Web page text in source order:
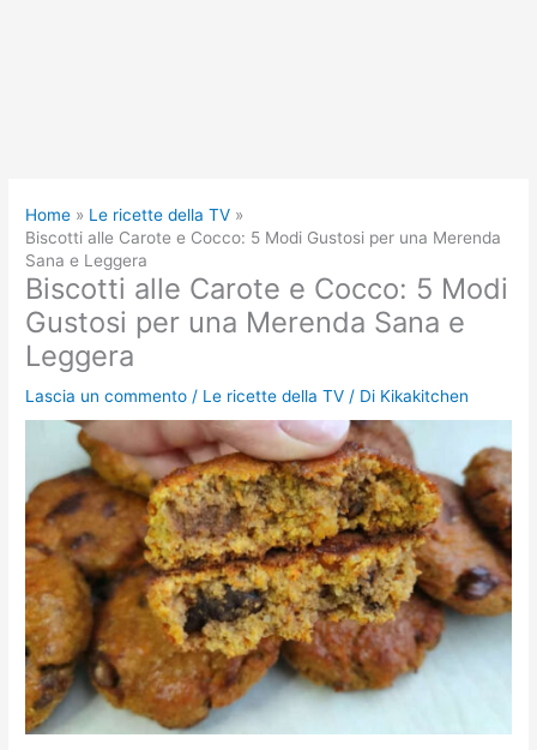
Home
Le ricette della TV
Biscotti alle Carote e Cocco: 5 Modi Gustosi per una Merenda
Sana e Leggera
Biscotti alle Carote e Cocco: 5 Modi
Gustosi per una Merenda Sana e
Leggera
Lascia un commento / Le ricette della TV / Di Kikakitchen